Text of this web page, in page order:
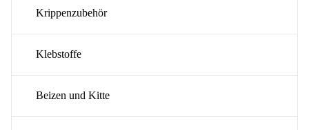
Krippenzubehör
Klebstoffe
Beizen und Kitte